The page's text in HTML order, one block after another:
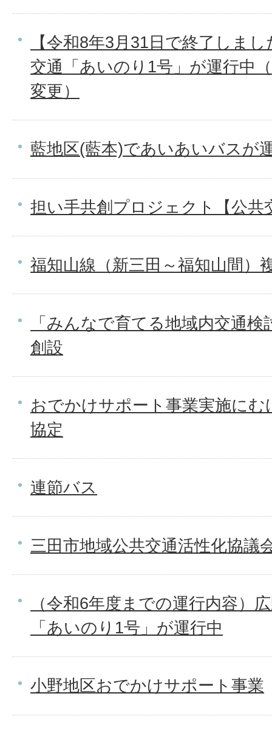
【令和8年3月31日で終了しま
交通「あいのり1号」が運行中
変更）
藍地区(藍本)であいあいバスが
担い手共創プロジェクト【公共
福知山線（新三田～福知山間）
「みんなで育てる地域内交通
創設
おでかけサポート事業実施に
協定
連節バス
三田市地域公共交通活性化協議
（令和6年度までの運行内容）
「あいのり1号」が運行中
小野地区おでかけサポート事業